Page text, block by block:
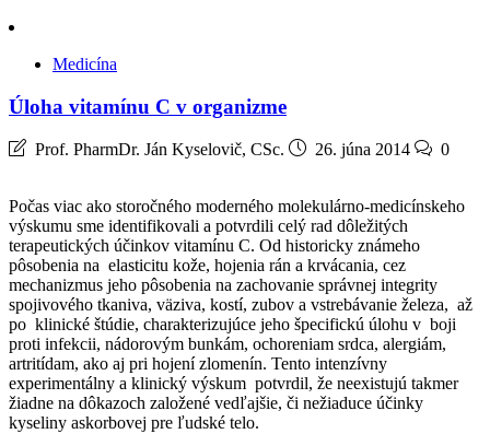
Medicína
Úloha vitamínu C v organizme
Prof. PharmDr. Ján Kyselovič, CSc. 26. júna 2014 0
Počas viac ako storočného moderného molekulárno-medicínskeho
výskumu sme identifikovali a potvrdili celý rad dôležitých
terapeutických účinkov vitamínu C. Od historicky známeho
pôsobenia na elasticitu kože, hojenia rán a krvácania, cez
mechanizmus jeho pôsobenia na zachovanie správnej integrity
spojivového tkaniva, väziva, kostí, zubov a vstrebávanie železa, až
po klinické štúdie, charakterizujúce jeho špecifickú úlohu v boji
proti infekcii, nádorovým bunkám, ochoreniam srdca, alergiám,
artritídam, ako aj pri hojení zlomenín. Tento intenzívny
experimentálny a klinický výskum potvrdil, že neexistujú takmer
žiadne na dôkazoch založené vedľajšie, či nežiaduce účinky
kyseliny askorbovej pre ľudské telo.